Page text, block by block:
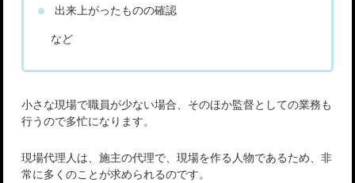
出来上がったものの確認
など
小さな現場で職員が少ない場合、そのほか監督としての業務も
行うので多忙になります。
現場代理人は、施主の代理で、現場を作る人物であるため、非
常に多くのことが求められるのです。